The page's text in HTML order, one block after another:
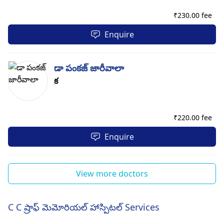
₹230.00 fee
Enquire
డా పంకజ్ జారీవాలా
క
₹220.00 fee
Enquire
View more doctors
C C ష్రాఫ్ మెమోరియల్ హాస్పిటల్ Services